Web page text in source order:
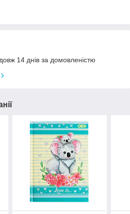
14 днів за домовленістю